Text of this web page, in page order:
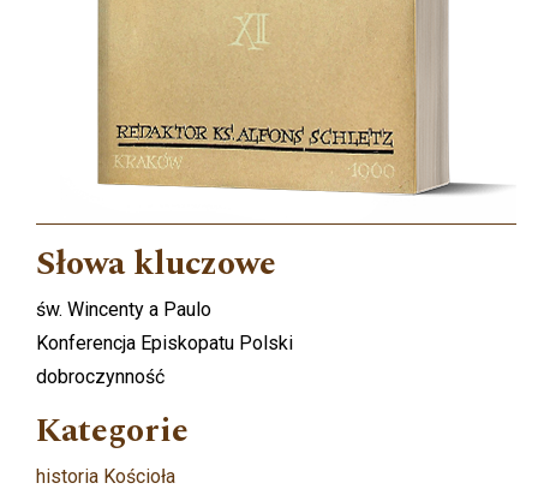
Słowa kluczowe
św. Wincenty a Paulo
Konferencja Episkopatu Polski
dobroczynność
Kategorie
historia Kościoła